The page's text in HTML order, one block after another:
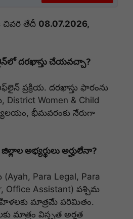
చివరి తేదీ 08.07.2026,
దరఖాస్తు చేయవచ్చా?
ప్రక్రియ. దరఖాస్తు ఫారంను
Women & Child
భీమవరంకు నేరుగా
అభ్యర్థులు అర్హులేనా?
Para Legal, Para
Office Assistant) పశ్చిమ
మాత్రమే పరిమితం.
మాత్రం విస్తృత అర్హత